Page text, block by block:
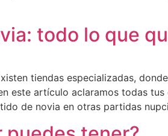
todo lo que
tiendas especializadas,
este artículo aclaramos todas
de novia en otras partidas